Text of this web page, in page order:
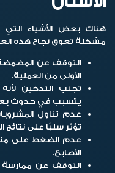
هناك بعض الأشياء
مشكلة تعوق نجاح هذه
التوقف عن
الأولى من العملية.
تجنب التدخين
يتسبب في حدوث
عدم تناول
تؤثر سلبًا على نتائج
عدم الضغط على
الأصابع.
التوقف عن ممارسة